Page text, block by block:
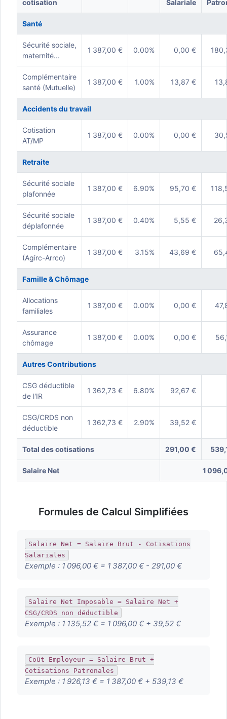
cotisation Salariale
Santé
Sécurité sociale,
maternité...
1 387,00 € 0.00% 0,00 €
Complémentaire
santé (Mutuelle)
1 387,00 € 1.00% 13,87 €
Accidents du travail
Cotisation
AT/MP
1 387,00 € 0.00% 0,00 €
Retraite
Sécurité sociale
plafonnée
1 387,00 € 6.90% 95,70 €
Sécurité sociale
déplafonnée
1 387,00 € 0.40% 5,55 €
Complémentaire
(Agirc-Arrco)
1 387,00 € 3.15% 43,69 €
Famille & Chômage
Allocations
familiales
1 387,00 € 0.00% 0,00 €
Assurance
chômage
1 387,00 € 0.00% 0,00 €
Autres Contributions
CSG déductible
de l'IR
1 362,73 € 6.80% 92,67 €
CSG/CRDS non
déductible
1 362,73 € 2.90% 39,52 €
Total des cotisations 291,00 €
Salaire Net 1
Formules de Calcul Simplifiées
Salaire Net = Salaire Brut - Cotisations
Salariales
Exemple : 1 096,00 € = 1 387,00 € - 291,00 €
Salaire Net Imposable = Salaire Net +
CSG/CRDS non déductible
Exemple : 1 135,52 € = 1 096,00 € + 39,52 €
Coût Employeur = Salaire Brut +
Cotisations Patronales
Exemple : 1 926,13 € = 1 387,00 € + 539,13 €